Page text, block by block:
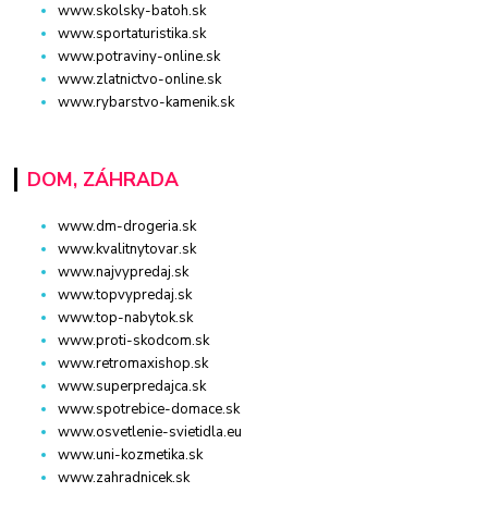
www.skolsky-batoh.sk
www.sportaturistika.sk
www.potraviny-online.sk
www.zlatnictvo-online.sk
www.rybarstvo-kamenik.sk
DOM, ZÁHRADA
www.dm-drogeria.sk
www.kvalitnytovar.sk
www.najvypredaj.sk
www.topvypredaj.sk
www.top-nabytok.sk
www.proti-skodcom.sk
www.retromaxishop.sk
www.superpredajca.sk
www.spotrebice-domace.sk
www.osvetlenie-svietidla.eu
www.uni-kozmetika.sk
www.zahradnicek.sk